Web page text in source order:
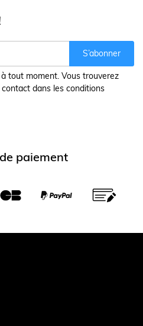
S’abonner
tout moment. Vous trouverez
dans les conditions
paiement
partenaires